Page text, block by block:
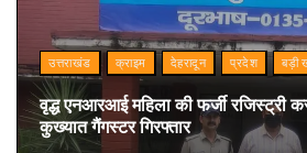
उत्तराखंड क्राइम देहरादून प्रदेश बड़ी
वृद्ध एनआरआई महिला की फर्जी रजिस्ट्री
कुख्यात गैंगस्टर गिरफ्तार